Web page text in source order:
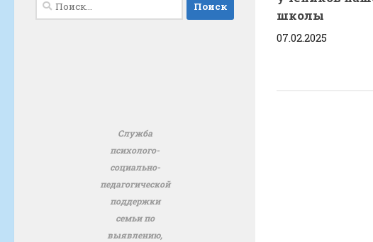
школы
07.02.2025
Служба
психолого-
социально-
педагогической
поддержки
семьи по
выявлению,